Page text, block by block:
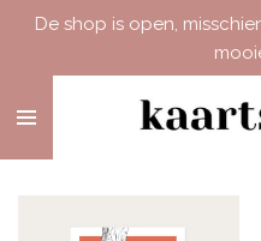
de
De shop is open,